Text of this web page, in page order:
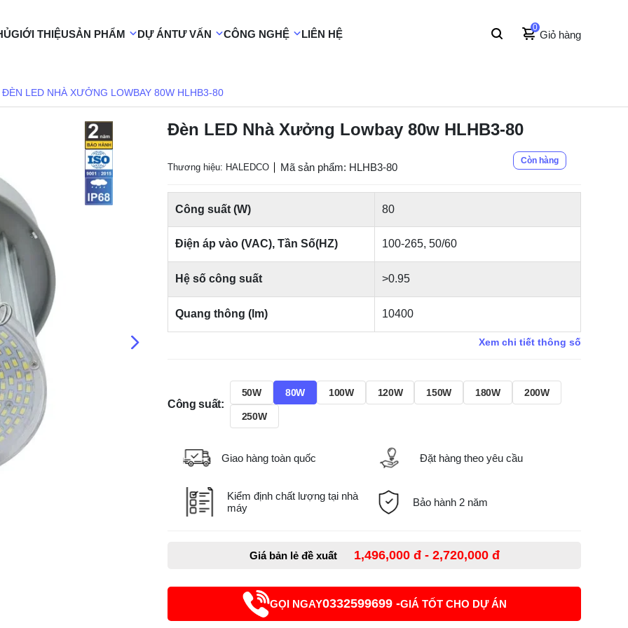
GIỚI THIỆUSẢN PHẨM DỰ ÁNTƯ VẤN CÔNG NGHỆ LIÊN HỆ
0
Giỏ hàng
ĐÈN LED NHÀ XƯỞNG LOWBAY 80W HLHB3-80
Đèn LED Nhà Xưởng Lowbay 80w HLHB3-80
Thương hiệu: HALEDCO Mã sản phẩm: HLHB3-80
Còn hàng
Công suất (W) 80
Điện áp vào (VAC), Tần Số(HZ) 100-265, 50/60
Hệ số công suất >0.95
Quang thông (lm) 10400
Xem chi tiết thông số
Công suất:
50W 80W 100W 120W 150W 180W 200W
250W
Giao hàng toàn quốc Đặt hàng theo yêu cầu
Kiểm định chất lượng tại nhà
máy
Bảo hành 2 năm
Giá bản lẻ đề xuất 1,496,000 đ - 2,720,000 đ
GỌI NGAY0332599699 -GIÁ TỐT CHO DỰ ÁN